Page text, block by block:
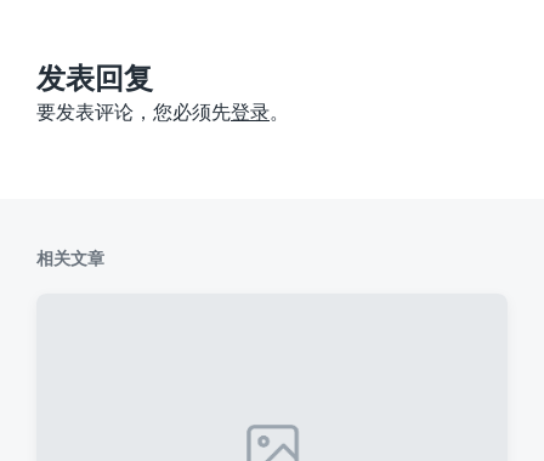
：
发表回复
要发表评论，您必须先登录。
相关文章